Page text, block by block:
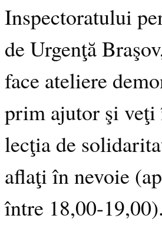
Inspectoratului
de Urgenţă
face ateliere
prim ajutor şi veţi
lecţia de
aflaţi în nevoie
între 18,00-19,00).